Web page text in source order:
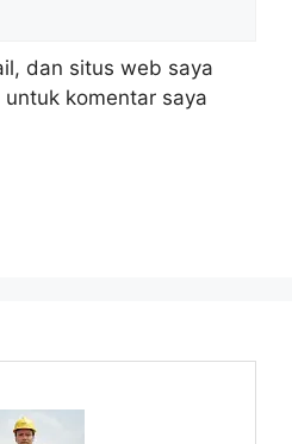
dan situs web saya
komentar saya